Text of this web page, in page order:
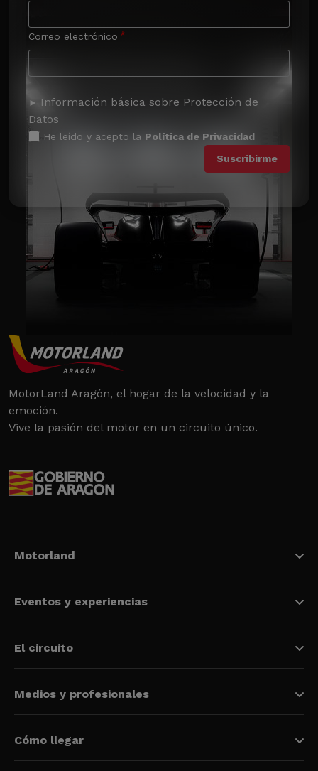
Correo electrónico
Información básica sobre Protección de
Datos
He leído y acepto la Política de Privacidad
MotorLand Aragón, el hogar de la velocidad y la
emoción.
Vive la pasión del motor en un circuito único.
Motorland
Eventos y experiencias
El circuito
Medios y profesionales
Cómo llegar